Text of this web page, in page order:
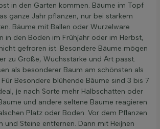
in den Garten kommen. Bäume im Topf
ganze Jahr pflanzen, nur bei starkem
Bäume mit Ballen oder Wurzelware
in den Boden im Frühjahr oder im Herbst,
gefroren ist. Besondere Bäume mögen
zu Größe, Wuchsstärke und Art passt.
als besonderer Baum am schönsten als
Besondere blühende Bäume sind 3 bis 7
je nach Sorte mehr Halbschatten oder
und andere seltene Bäume reagieren
Platz oder Boden. Vor dem Pflanzen
und Steine entfernen. Dann mit Heijnen